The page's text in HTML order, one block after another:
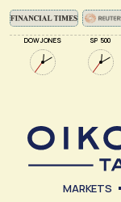
DOW JONES SP 500
MARKETS